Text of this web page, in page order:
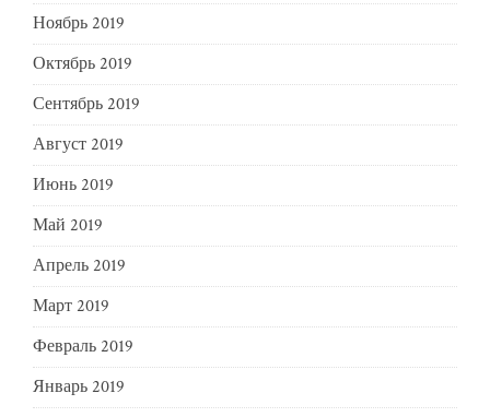
Ноябрь 2019
Октябрь 2019
Сентябрь 2019
Август 2019
Июнь 2019
Май 2019
Апрель 2019
Март 2019
Февраль 2019
Январь 2019